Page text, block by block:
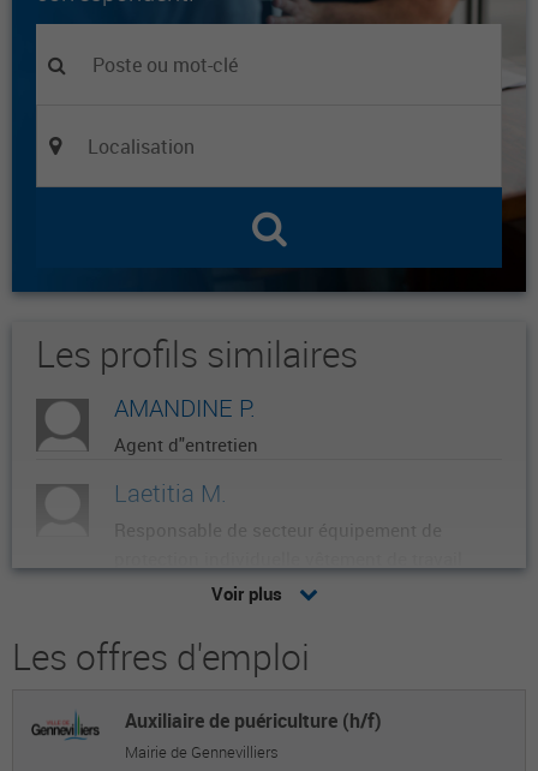
Les profils similaires
AMANDINE P.
Agent d"entretien
Laetitia M.
Responsable de secteur équipement de
Adeline J.
Attaché
Adjointe au chef de service des affaires
foncières
Voir plus
Les offres d'emploi
Auxiliaire de puériculture (h/f)
Mairie de Gennevilliers